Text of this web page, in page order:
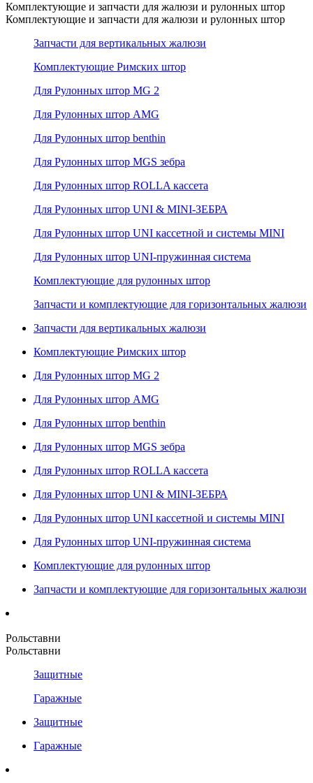
Комплектующие и запчасти для жалюзи и рулонных штор
Комплектующие и запчасти для жалюзи и рулонных штор
Запчасти для вертикальных жалюзи
Комплектующие Римских штор
Для Рулонных штор MG 2
Для Рулонных штор AMG
Для Рулонных штор benthin
Для Рулонных штор MGS зебра
Для Рулонных штор ROLLA кассета
Для Рулонных штор UNI & MINI-ЗЕБРА
Для Рулонных штор UNI кассетной и системы MINI
Для Рулонных штор UNI-пружинная система
Комплектующие для рулонных штор
Запчасти и комплектующие для горизонтальных жалюзи
Запчасти для вертикальных жалюзи
Комплектующие Римских штор
Для Рулонных штор MG 2
Для Рулонных штор AMG
Для Рулонных штор benthin
Для Рулонных штор MGS зебра
Для Рулонных штор ROLLA кассета
Для Рулонных штор UNI & MINI-ЗЕБРА
Для Рулонных штор UNI кассетной и системы MINI
Для Рулонных штор UNI-пружинная система
Комплектующие для рулонных штор
Запчасти и комплектующие для горизонтальных жалюзи
Рольставни
Рольставни
Защитные
Гаражные
Защитные
Гаражные